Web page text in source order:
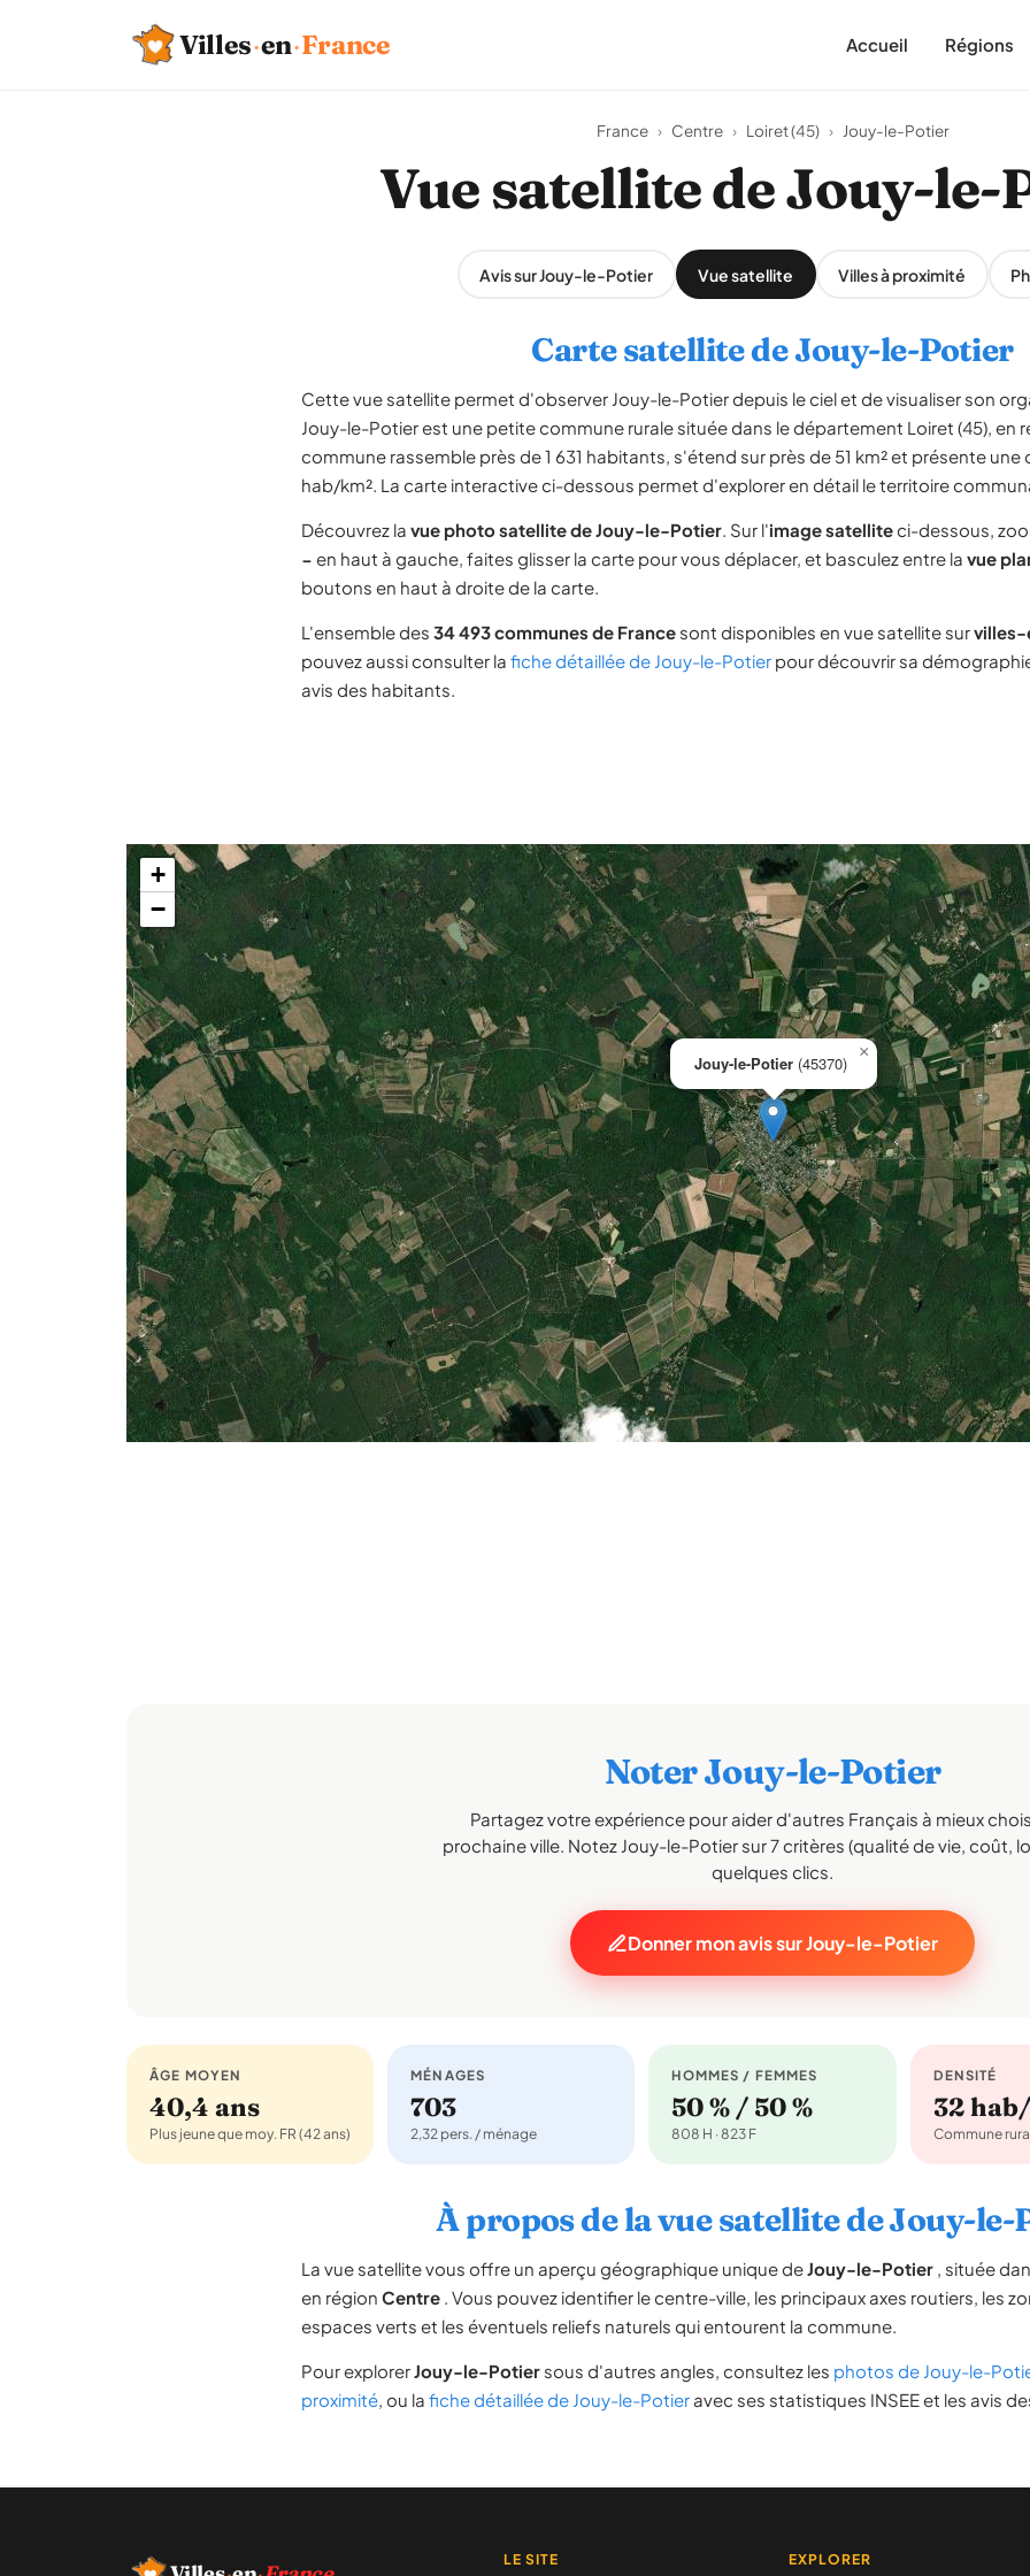
Villes·en·France Accueil Régions
France › Centre › Loiret (45) › Jouy-le-Potier
Vue satellite de Jouy-le-
Avis sur Jouy-le-Potier Vue satellite Villes à proximité
Carte satellite de Jouy-le-Potier
Cette vue satellite permet d'observer Jouy-le-Potier depuis le ciel et de visualiser son
Jouy-le-Potier est une petite commune rurale située dans le département Loiret (45), en
commune rassemble près de 1 631 habitants, s'étend sur près de 51 km² et présente
hab/km². La carte interactive ci-dessous permet d'explorer en détail le territoire
Découvrez la vue photo satellite de Jouy-le-Potier. Sur l'image satelliteci-dessous,
− en haut à gauche, faites glisser la carte pour vous déplacer, et basculez entre la vue
boutons en haut à droite de la carte.
L'ensemble des 34 493 communes de France sont disponibles en vue satellite sur
pouvez aussi consulter la fiche détaillée de Jouy-le-Potier pour découvrir sa
avis des habitants.
Jouy-le-Potier (45370)
×
+
−
Noter Jouy-le-Potier
Partagez votre expérience pour aider d'autres Français à mieux
prochaine ville. Notez Jouy-le-Potier sur 7 critères (qualité de vie, coût,
quelques clics.
Donner mon avis sur Jouy-le-Potier
ÂGE MOYEN
40,4 ans
Plus jeune que moy. FR (42 ans)
MÉNAGES
703
2,32 pers. / ménage
HOMMES / FEMMES
50 % / 50 %
808 H · 823 F
DENSITÉ
32
Commune
À propos de la vue satellite de Jouy-le-
La vue satellite vous offre un aperçu géographique unique deJouy-le-Potier , située
en région Centre . Vous pouvez identifier le centre-ville, les principaux axes routiers, les
espaces verts et les éventuels reliefs naturels qui entourent la commune.
Pour explorerJouy-le-Potier sous d'autres angles, consultez les photos de Jouy-le-
proximité, ou la fiche détaillée de Jouy-le-Potier avec ses statistiques INSEE et les avis
LE SITE EXPLORER